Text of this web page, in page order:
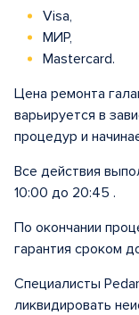
Visa,
МИР,
Mastercard.
Цена ремонта
варьируется в
процедур и
Все действия
10:00 до 20:45 .
По окончании
гарантия сроком
Специалисты
ликвидировать